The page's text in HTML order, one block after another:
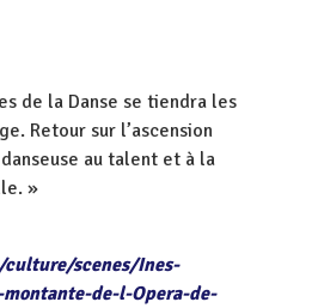
de la Danse se tiendra les
Retour sur l’ascension
au talent et à la
»
scenes/Ines-
de-l-Opera-de-